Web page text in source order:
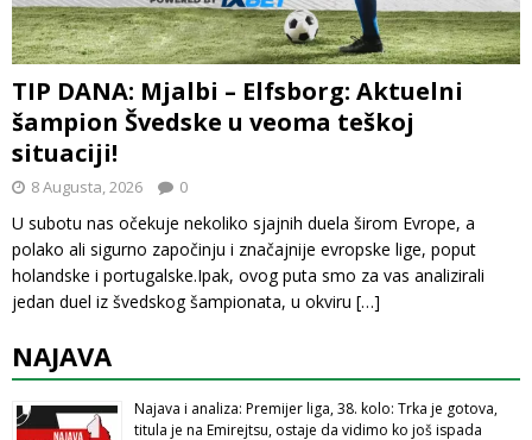
TIP DANA: Mjalbi – Elfsborg: Aktuelni
šampion Švedske u veoma teškoj
situaciji!
8 Augusta, 2026 0
U subotu nas očekuje nekoliko sjajnih duela širom Evrope, a
polako ali sigurno započinju i značajnije evropske lige, poput
holandske i portugalske.Ipak, ovog puta smo za vas analizirali
jedan duel iz švedskog šampionata, u okviru […]
NAJAVA
Najava i analiza: Premijer liga, 38. kolo: Trka je gotova,
titula je na Emirejtsu, ostaje da vidimo ko još ispada